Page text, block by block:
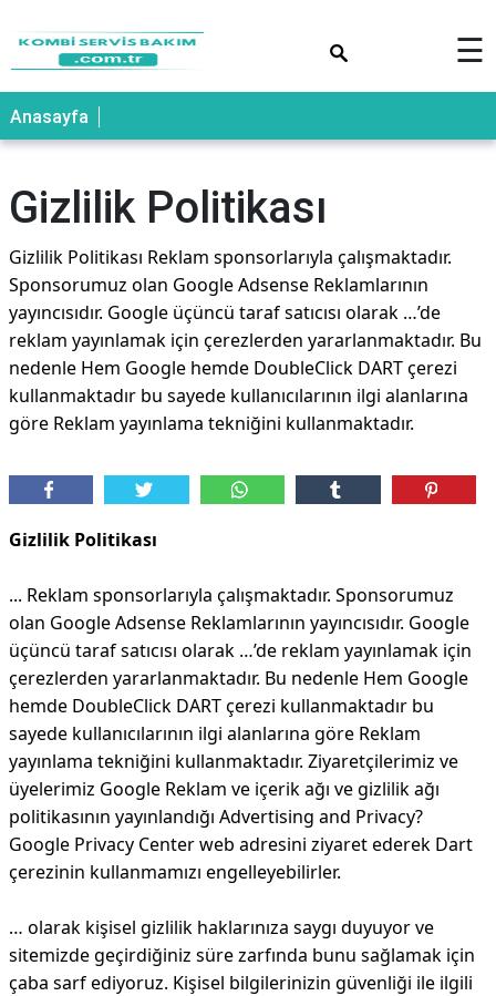
☰
Anasayfa
Gizlilik Politikası
Gizlilik Politikası Reklam sponsorlarıyla çalışmaktadır.
Sponsorumuz olan Google Adsense Reklamlarının
yayıncısıdır. Google üçüncü taraf satıcısı olarak …’de
reklam yayınlamak için çerezlerden yararlanmaktadır. Bu
nedenle Hem Google hemde DoubleClick DART çerezi
kullanmaktadır bu sayede kullanıcılarının ilgi alanlarına
göre Reklam yayınlama tekniğini kullanmaktadır.
Gizlilik Politikası
... Reklam sponsorlarıyla çalışmaktadır. Sponsorumuz
olan Google Adsense Reklamlarının yayıncısıdır. Google
üçüncü taraf satıcısı olarak …’de reklam yayınlamak için
çerezlerden yararlanmaktadır. Bu nedenle Hem Google
hemde DoubleClick DART çerezi kullanmaktadır bu
sayede kullanıcılarının ilgi alanlarına göre Reklam
yayınlama tekniğini kullanmaktadır. Ziyaretçilerimiz ve
üyelerimiz Google Reklam ve içerik ağı ve gizlilik ağı
politikasının yayınlandığı Advertising and Privacy?
Google Privacy Center web adresini ziyaret ederek Dart
çerezinin kullanmamızı engelleyebilirler.
… olarak kişisel gizlilik haklarınıza saygı duyuyor ve
sitemizde geçirdiğiniz süre zarfında bunu sağlamak için
çaba sarf ediyoruz. Kişisel bilgilerinizin güvenliği ile ilgili